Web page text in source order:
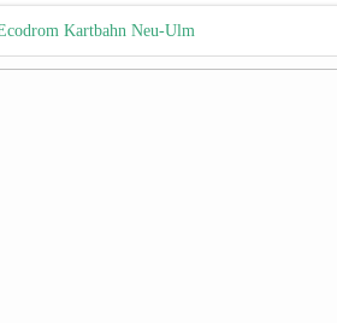
Kartbahn Neu-Ulm